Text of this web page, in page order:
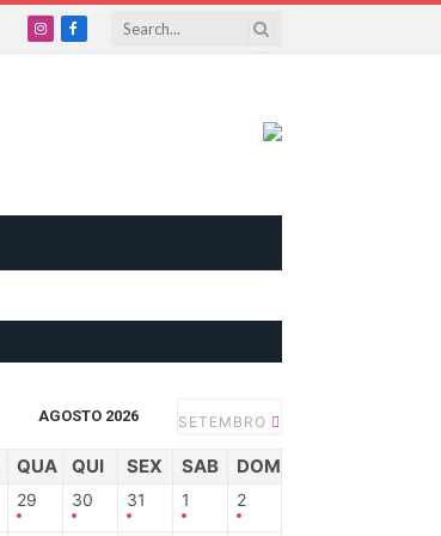
InstagramFacebook
AGOSTO 2026 SETEMBRO
QUA QUI SEX SAB DOM
29 30 31 1 2